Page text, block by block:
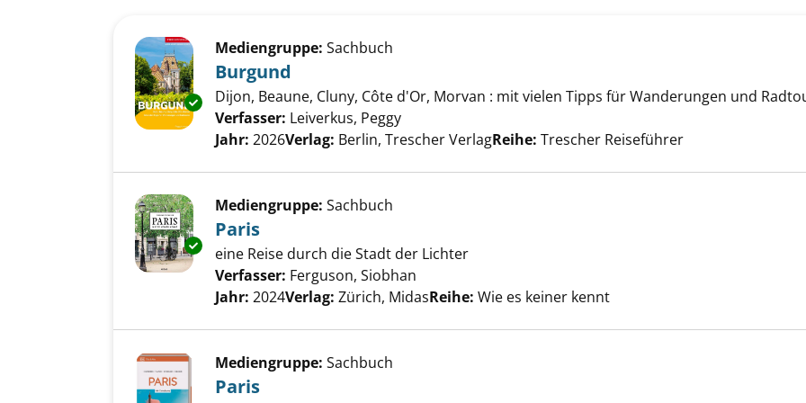
Exemplar-Details von Burgund anzeigen
Mediengruppe: Sachbuch
Burgund
Dijon, Beaune, Cluny, Côte d'Or, Morvan : mit vielen Tipps für Wanderungen und
Verfasser: Leiverkus, Peggy
Jahr: 2026Verlag: Berlin, Trescher VerlagReihe: Trescher Reiseführer
Exemplar-Details von Paris anzeigen
Mediengruppe: Sachbuch
Paris
eine Reise durch die Stadt der Lichter
Verfasser: Ferguson, Siobhan
Jahr: 2024Verlag: Zürich, MidasReihe: Wie es keiner kennt
Mediengruppe: Sachbuch
Paris